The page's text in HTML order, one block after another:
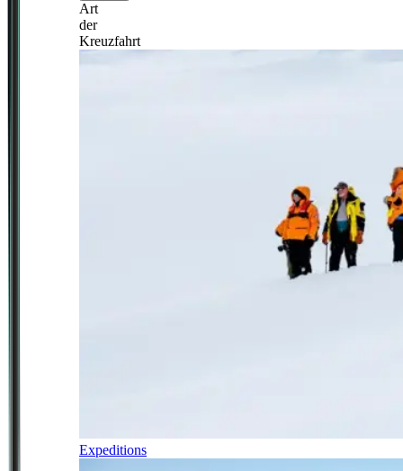
Art
der
Kreuzfahrt
Expeditions